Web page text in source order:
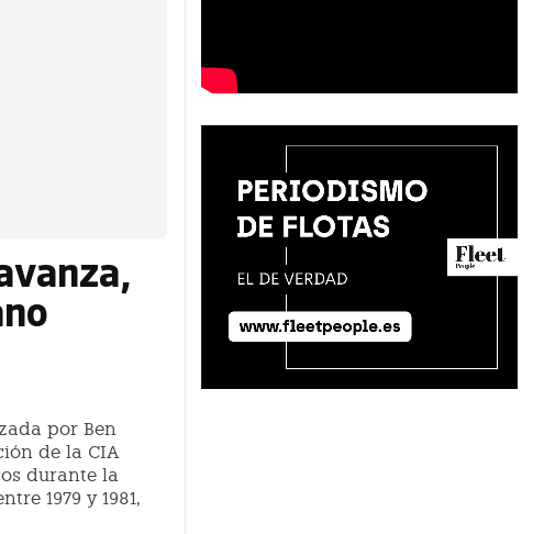
por Ben
de la CIA
durante la
1979 y 1981,